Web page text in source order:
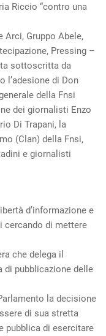
Riccio “contro una
Gruppo Abele,
Pressing –
sottoscritta da
l’adesione di Don
della Fnsi
dei giornalisti Enzo
Di Trapani, la
(Clan) della Fnsi,
e giornalisti
d’informazione e
di mettere
che delega il
di pubblicazione delle
la decisione
di sua stretta
pubblica di esercitare